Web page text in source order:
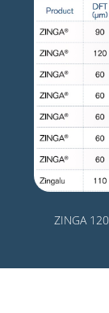
ZINGA